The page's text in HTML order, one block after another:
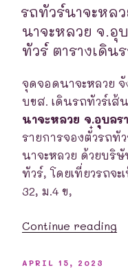
ทั
ต
เ
อุ
|
บ
–
บ
อุ
จ
|
จ
รถทัวร์นาจะหล
นาจะหลวย จ.อุ
ทัวร์ ตารางเดิน
จุดจอดนาจะหลวย
บขส. เดินรถทัวร์เส้
นาจะหลวย จ.อุบลร
รายการจองตั๋วรถทั
นาจะหลวย ด้วยบริ
ทัวร์, โดยเที่ยวรถจ
32, ม.4 ข,
Continue reading
POSTED
APRIL 15, 2023